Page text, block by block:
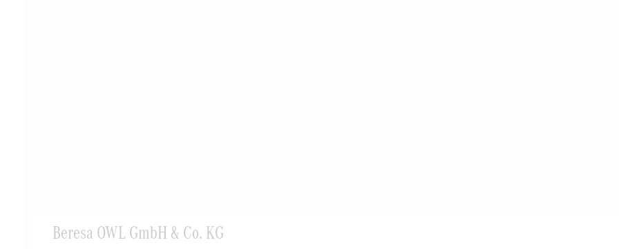
Beresa OWL GmbH & Co. KG